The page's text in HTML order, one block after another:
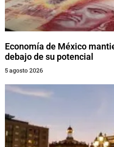
Economía de México
debajo de su potencial
5 agosto 2026